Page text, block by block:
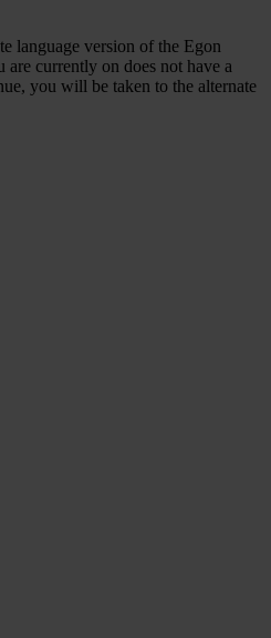
language version of the Egon
are currently on does not have a
you will be taken to the alternate